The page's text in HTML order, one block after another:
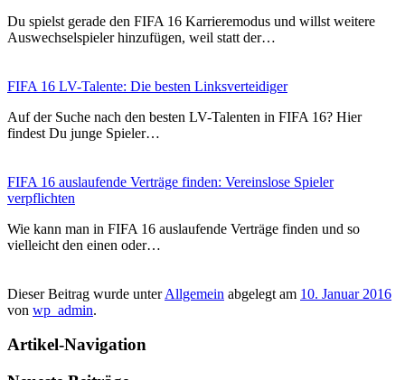
Du spielst gerade den FIFA 16 Karrieremodus und willst weitere
Auswechselspieler hinzufügen, weil statt der…
FIFA 16 LV-Talente: Die besten Linksverteidiger
Auf der Suche nach den besten LV-Talenten in FIFA 16? Hier
findest Du junge Spieler…
FIFA 16 auslaufende Verträge finden: Vereinslose Spieler
verpflichten
Wie kann man in FIFA 16 auslaufende Verträge finden und so
vielleicht den einen oder…
Dieser Beitrag wurde unterAllgemein abgelegt am 10. Januar 2016
von wp_admin.
Artikel-Navigation